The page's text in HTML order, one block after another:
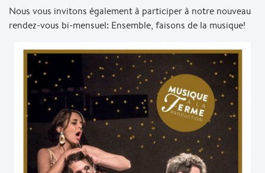
Nous vous invitons également à participer à notre nouveau
rendez-vous bi-mensuel: Ensemble, faisons de la musique!